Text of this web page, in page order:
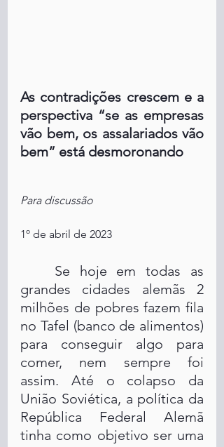
As contradições crescem e a
perspectiva “se as empresas
vão bem, os assalariados vão
bem” está desmoronando
Para discussão
1º de abril de 2023
grandes cidades alemãs 2
milhões de pobres fazem fila
no Tafel (banco de alimentos)
para conseguir algo para
comer, nem sempre foi
assim. Até o colapso da
União Soviética, a política da
República Federal Alemã
tinha como objetivo ser uma